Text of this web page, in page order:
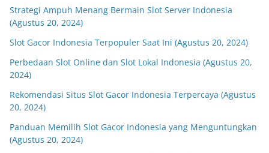
Strategi Ampuh Menang Bermain Slot Server Indonesia
(Agustus 20, 2024)
Slot Gacor Indonesia Terpopuler Saat Ini (Agustus 20, 2024)
Perbedaan Slot Online dan Slot Lokal Indonesia (Agustus 20,
2024)
Rekomendasi Situs Slot Gacor Indonesia Terpercaya (Agustus
20, 2024)
Panduan Memilih Slot Gacor Indonesia yang Menguntungkan
(Agustus 20, 2024)